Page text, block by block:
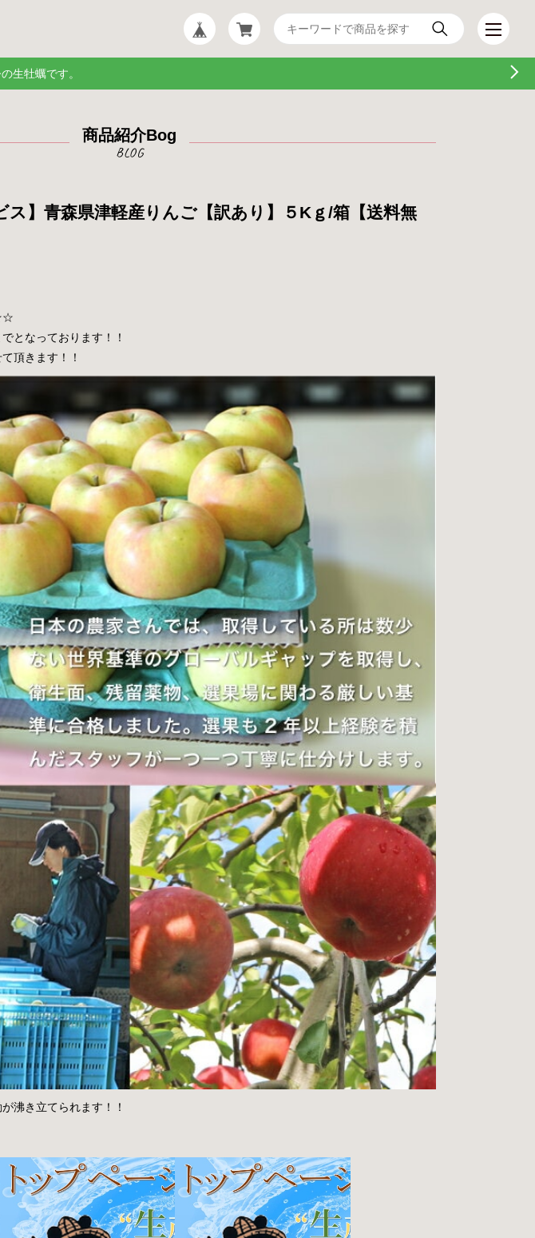
生牡蠣です。
商品紹介Bog
ス】青森県津軽産りんご【訳あり】５Kｇ/箱【送料無
となっております！！
頂きます！！
沸き立てられます！！